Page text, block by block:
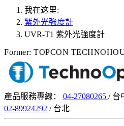
我在这里:
紫外光強度計
UVR-T1 紫外光強度計
Former: TOPCON
產品服務專線： 04-27080265 / 台
02-89924292 / 台北